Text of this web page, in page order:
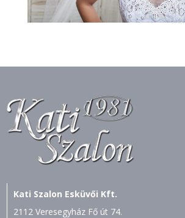
Kati Szalon Esküvői Kft.
2112 Veresegyház Fő út 74.